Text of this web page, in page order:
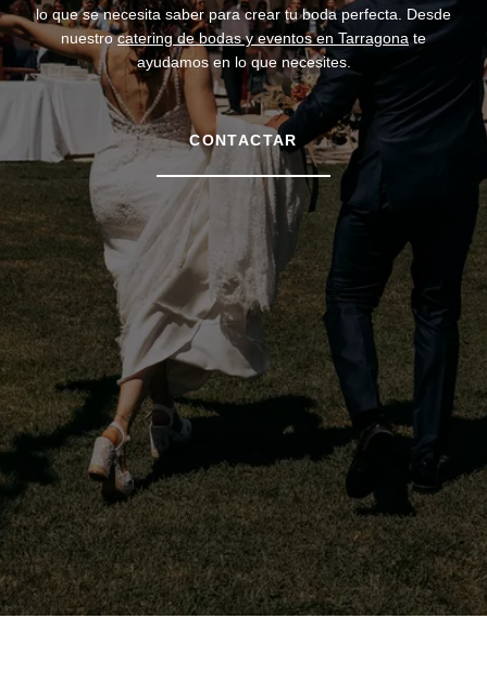
lo que se necesita saber para crear tu boda perfecta. Desde
nuestrocatering de bodas y eventos en Tarragona te
ayudamos en lo que necesites.
CONTACTAR